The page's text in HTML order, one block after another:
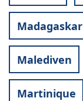
Madagaskar
Malediven
Martinique